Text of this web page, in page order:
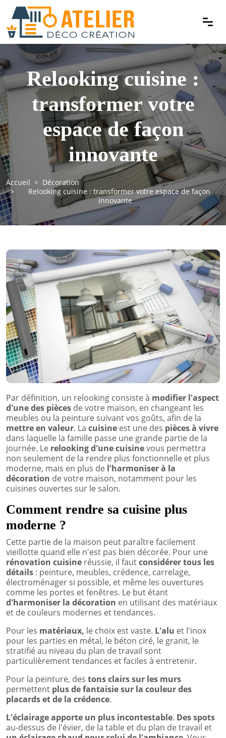
Relooking cuisine :
transformer votre
espace de façon
innovante
Accueil
Décoration
Relooking cuisine : transformer votre espace de façon
innovante
Par définition, un relooking consiste à modifier l'aspect
d'une des pièces de votre maison, en changeant les
meubles ou la peinture suivant vos goûts, afin de la
mettre en valeur. La cuisine est une des pièces à vivre
dans laquelle la famille passe une grande partie de la
journée. Le relooking d'une cuisinevous permettra
non seulement de la rendre plus fonctionnelle et plus
moderne, mais en plus de l'harmoniser à la
décoration de votre maison, notamment pour les
cuisines ouvertes sur le salon.
Comment rendre sa cuisine plus
moderne ?
Cette partie de la maison peut paraître facilement
vieillotte quand elle n'est pas bien décorée. Pour une
rénovation cuisine réussie, il fautconsidérer tous les
détails : peinture, meubles, crédence, carrelage,
électroménager si possible, et même les ouvertures
comme les portes et fenêtres. Le but étant
d'harmoniser la décoration en utilisant des matériaux
et de couleurs modernes et tendances.
Pour les matériaux, le choix est vaste. L'alu et l'inox
pour les parties en métal, le béton ciré, le granit, le
stratifié au niveau du plan de travail sont
particulièrement tendances et faciles à entretenir.
Pour la peinture, des tons clairs sur les murs
permettent plus de fantaisie sur la couleur des
placards et de la crédence.
L'éclairage apporte un plus incontestable. Des spots
au-dessus de l'évier, de la table et du plan de travail et